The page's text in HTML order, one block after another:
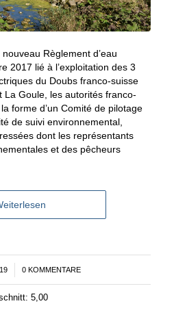
Règlement d’eau
2017 lié à l’exploitation des 3
du Doubs franco-suisse
La Goule, les autorités franco-
forme d’un Comité de pilotage
de suivi environnemental,
dont les représentants
et des pêcheurs
0 KOMMENTARE
5,00